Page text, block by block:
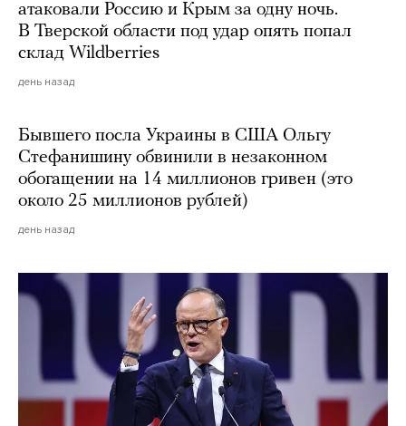
атаковали Россию и Крым за одну ночь.
В Тверской области под удар опять попал
склад Wildberries
день назад
Бывшего посла Украины в США Ольгу
Стефанишину обвинили в незаконном
обогащении на 14 миллионов гривен (это
около 25 миллионов рублей)
день назад